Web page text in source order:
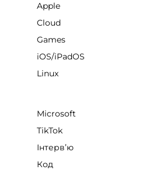
Apple
Cloud
Games
iOS/iPadOS
Linux
Microsoft
TikTok
Інтервʼю
Код